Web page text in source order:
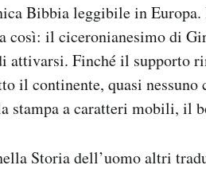
Bibbia leggibile in
così: il ciceronianesimo di
attivarsi. Finché il supporto
il continente, quasi nessuno
stampa a caratteri mobili, il
Storia dell’uomo altri